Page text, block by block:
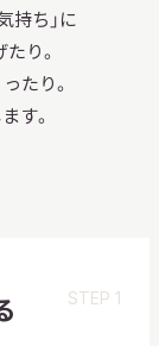
持ち」に
り。
たり。
す。
STEP 1